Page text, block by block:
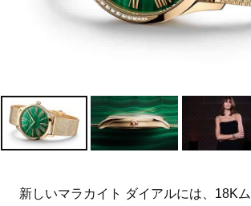
新しいマラカイト ダイアルには、18K